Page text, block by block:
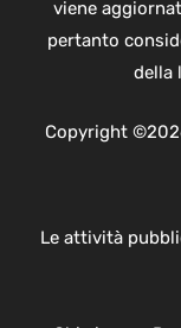
viene
pertanto
della
Copyright
Le attività